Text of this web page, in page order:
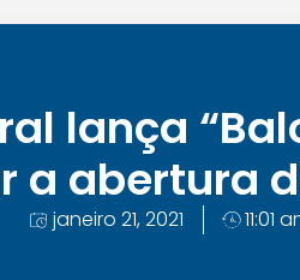
lança
a abertura
janeiro 21, 2021 11:01